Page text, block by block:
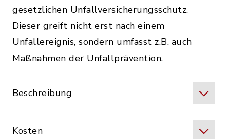
gesetzlichen Unfallversicherungsschutz.
Dieser greift nicht erst nach einem
Unfallereignis, sondern umfasst z.B. auch
Maßnahmen der Unfallprävention.
Beschreibung
Kosten